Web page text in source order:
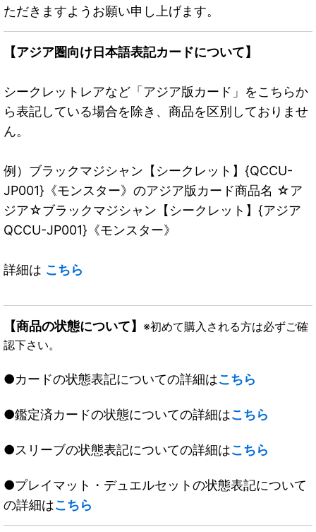
ただきますようお願い申し上げます。
【アジア圏向け日本語表記カードについて】
シークレットレアなど「アジア版カード」をこちらか
ら表記している場合を除き、商品を区別しておりませ
ん。
例）ブラックマジシャン【シークレット】{QCCU-
JP001}《モンスター》のアジア版カード商品名 ☆ア
ジア☆ブラックマジシャン【シークレット】{アジア
QCCU-JP001}《モンスター》
詳細は こちら
【商品の状態について】 ※初めて購入される方は必ずご確
認下さい。
●カードの状態表記についての詳細はこちら
●鑑定済カードの状態についての詳細はこちら
●スリーブの状態表記についての詳細はこちら
●プレイマット・デュエルセットの状態表記について
の詳細はこちら